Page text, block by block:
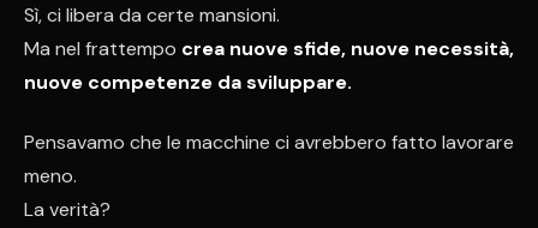
Sì, ci libera da certe mansioni.
Ma nel frattempo crea nuove sfide, nuove necessità,
nuove competenze da sviluppare.
Pensavamo che le macchine ci avrebbero fatto lavorare
meno.
La verità?